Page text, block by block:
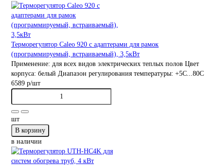
Терморегулятор Caleo 920 с адаптерами для рамок
(программируемый, встраиваемый), 3,5кВт
Применение: для всех видов электрических теплых полов Цвет
корпуса: белый Диапазон регулирования температуры: +5С...80С
6589 р/шт
шт
В корзину
в наличии